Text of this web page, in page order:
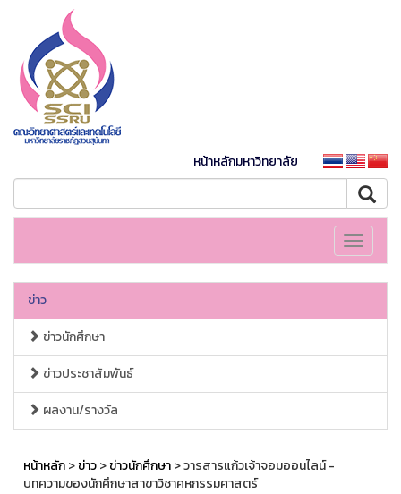
หน้าหลักมหาวิทยาลัย
Toggle
ข่าว
ข่าวนักศึกษา
ข่าวประชาสัมพันธ์
ผลงาน/รางวัล
หน้าหลัก>ข่าว>ข่าวนักศึกษา> วารสารแก้วเจ้าจอมออนไลน์ -
บทความของนักศึกษาสาขาวิชาคหกรรมศาสตร์